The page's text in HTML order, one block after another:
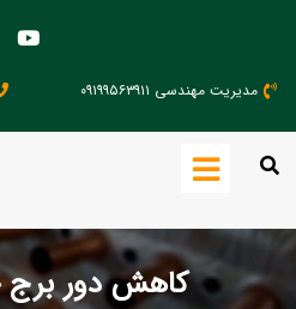
مدیریت مهندسی ۰۹۱۹۹۵۶۳۹۱۱
کاهش دور